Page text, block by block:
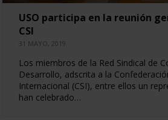
USO participa en la reunión
CSI
31 MAYO, 2019
Los miembros de la Red Sindical de
Desarrollo, adscrita a la
Internacional (CSI), entre ellos un
han celebrado…